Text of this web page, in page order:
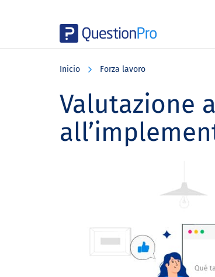
Inicio Forza lavoro
Valutazione